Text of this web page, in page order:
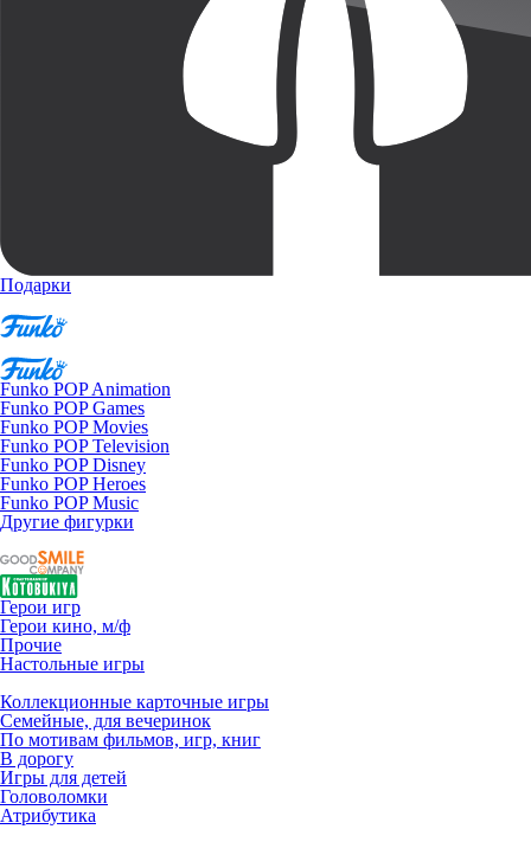
Подарки
Funko POP Animation
Funko POP Games
Funko POP Movies
Funko POP Television
Funko POP Disney
Funko POP Heroes
Funko POP Music
Другие фигурки
Герои игр
Герои кино, м/ф
Прочие
Настольные игры
Коллекционные карточные игры
Семейные, для вечеринок
По мотивам фильмов, игр, книг
В дорогу
Игры для детей
Головоломки
Атрибутика